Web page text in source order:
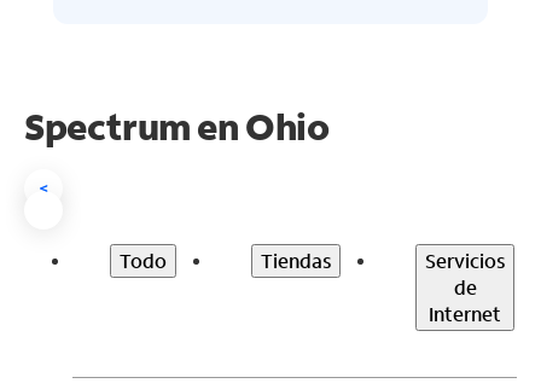
Spectrum enOhio
<
Todo Tiendas
Servicios
de
Internet